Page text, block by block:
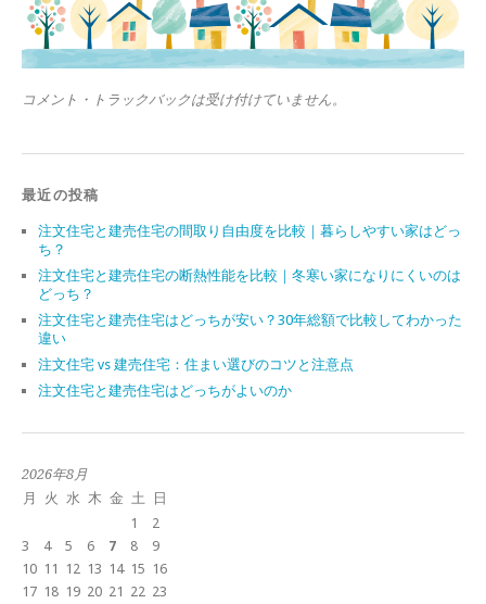
コメント・トラックバックは受け付けていません。
最近の投稿
注文住宅と建売住宅の間取り自由度を比較｜暮らしやすい家はどっ
ち？
注文住宅と建売住宅の断熱性能を比較｜冬寒い家になりにくいのは
どっち？
注文住宅と建売住宅はどっちが安い？30年総額で比較してわかった
違い
注文住宅 vs 建売住宅：住まい選びのコツと注意点
注文住宅と建売住宅はどっちがよいのか
2026年8月
月
火 水 木 金 土
日
1
2
3
4 5 6 7 8
9
10 11 12 13 14 15 16
17 18 19 20 21 22 23